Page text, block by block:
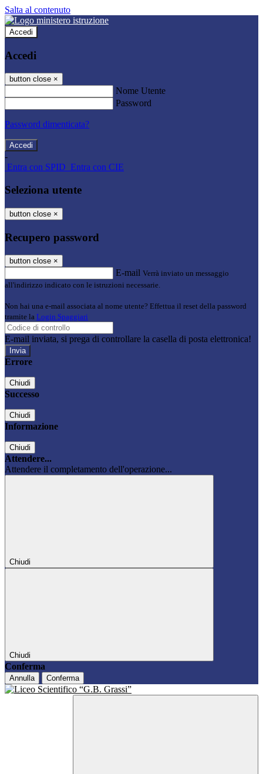
Salta al contenuto
Accedi
Accedi
button close ×
Nome Utente
Password
Password dimenticata?
-
Entra con SPID Entra con CIE
Seleziona utente
button close ×
Recupero password
button close ×
E-mail Verrà inviato un messaggio
all'indirizzo indicato con le istruzioni necessarie.
Non hai una e-mail associata al nome utente? Effettua il reset della password
tramite la Login Spaggiari
E-mail inviata, si prega di controllare la casella di posta elettronica!
Errore
Chiudi
Successo
Chiudi
Informazione
Chiudi
Attendere...
Attendere il completamento dell'operazione...
Chiudi
Chiudi
Conferma
Annulla Conferma